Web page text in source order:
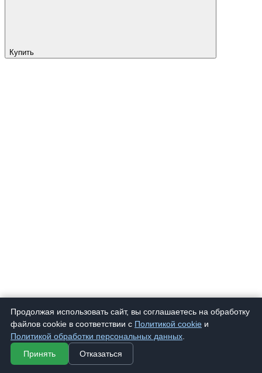
Купить
Продолжая использовать сайт, вы соглашаетесь на обработку
файлов cookie в соответствии с Политикой cookie и
Политикой обработки персональных данных
Принять
Отказаться